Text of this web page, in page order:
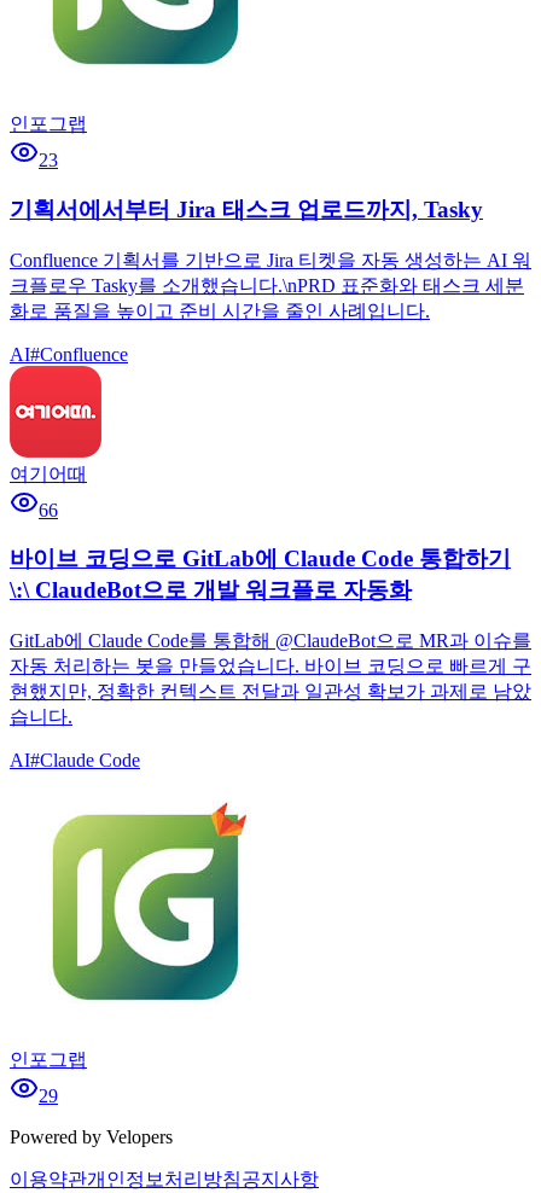
인포그랩
23
기획서에서부터 Jira 태스크 업로드까지, Tasky
Confluence 기획서를 기반으로 Jira 티켓을 자동 생성하는 AI 워
크플로우 Tasky를 소개했습니다.\nPRD 표준화와 태스크 세분
화로 품질을 높이고 준비 시간을 줄인 사례입니다.
AI#Confluence
여기어때
66
바이브 코딩으로 GitLab에 Claude Code 통합하기
\:\ ClaudeBot으로 개발 워크플로 자동화
GitLab에 Claude Code를 통합해 @ClaudeBot으로 MR과 이슈를
자동 처리하는 봇을 만들었습니다. 바이브 코딩으로 빠르게 구
현했지만, 정확한 컨텍스트 전달과 일관성 확보가 과제로 남았
습니다.
AI#Claude Code
인포그랩
29
Powered by Velopers
이용약관개인정보처리방침공지사항